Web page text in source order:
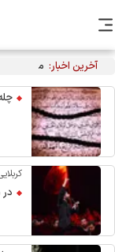
آخرین اخبار: مراسم
رهبر انقلاب
چله
در